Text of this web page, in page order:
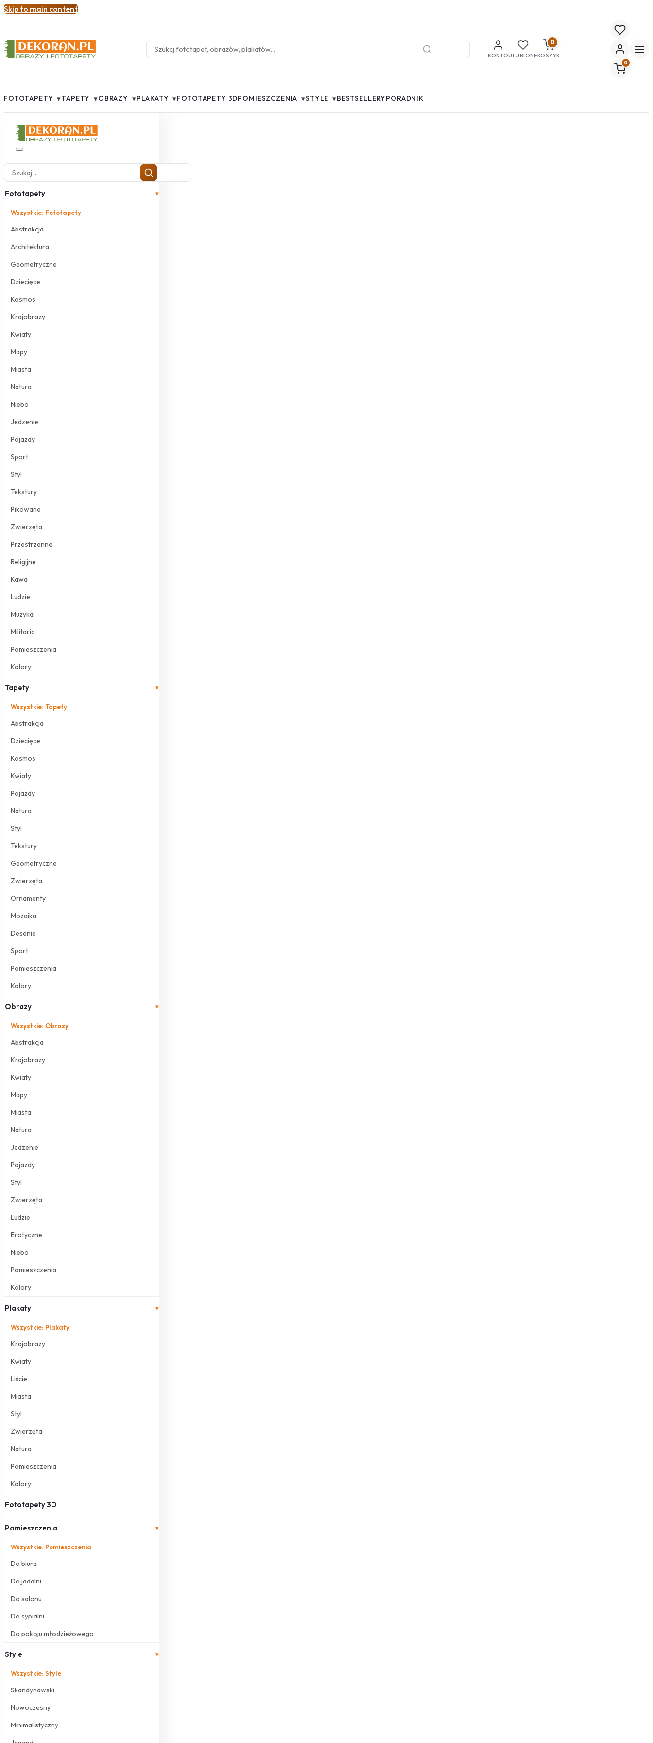
Skip to main content
KONTOULUBIONE
0
KOSZYK
0
FOTOTAPETY ▾TAPETY ▾OBRAZY ▾PLAKATY ▾FOTOTAPETY 3DPOMIESZCZENIA ▾STYLE ▾BESTSELLERYPORADNIK
Fototapety ▾
Wszystkie: Fototapety
Abstrakcja
Architektura
Geometryczne
Dziecięce
Kosmos
Krajobrazy
Kwiaty
Mapy
Miasta
Natura
Niebo
Jedzenie
Pojazdy
Sport
Styl
Tekstury
Pikowane
Zwierzęta
Przestrzenne
Religijne
Kawa
Ludzie
Muzyka
Militaria
Pomieszczenia
Kolory
Tapety ▾
Wszystkie: Tapety
Abstrakcja
Dziecięce
Kosmos
Kwiaty
Pojazdy
Natura
Styl
Tekstury
Geometryczne
Zwierzęta
Ornamenty
Mozaika
Desenie
Sport
Pomieszczenia
Kolory
Obrazy ▾
Wszystkie: Obrazy
Abstrakcja
Krajobrazy
Kwiaty
Mapy
Miasta
Natura
Jedzenie
Pojazdy
Styl
Zwierzęta
Ludzie
Erotyczne
Niebo
Pomieszczenia
Kolory
Plakaty ▾
Wszystkie: Plakaty
Krajobrazy
Kwiaty
Liście
Miasta
Styl
Zwierzęta
Natura
Pomieszczenia
Kolory
Fototapety 3D
Pomieszczenia ▾
Wszystkie: Pomieszczenia
Do biura
Do jadalni
Do salonu
Do sypialni
Do pokoju młodzieżowego
Style ▾
Wszystkie: Style
Skandynawski
Nowoczesny
Minimalistyczny